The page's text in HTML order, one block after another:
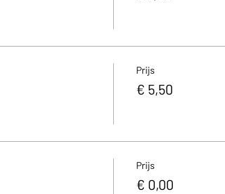
Prijs
€ 5,50
Prijs
€ 0,00